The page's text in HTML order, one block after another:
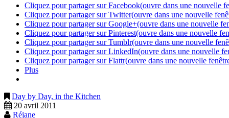
Cliquez pour partager sur Facebook(ouvre dans une nouvelle
Cliquez pour partager sur Twitter(ouvre dans une nouvelle
Cliquez pour partager sur Google+(ouvre dans une nouvelle
Cliquez pour partager sur Pinterest(ouvre dans une nouvelle
Cliquez pour partager sur Tumblr(ouvre dans une nouvelle
Cliquez pour partager sur LinkedIn(ouvre dans une nouvelle
Cliquez pour partager sur Flattr(ouvre dans une nouvelle
Plus
Day by Day, in the Kitchen
20 avril 2011
Réjane